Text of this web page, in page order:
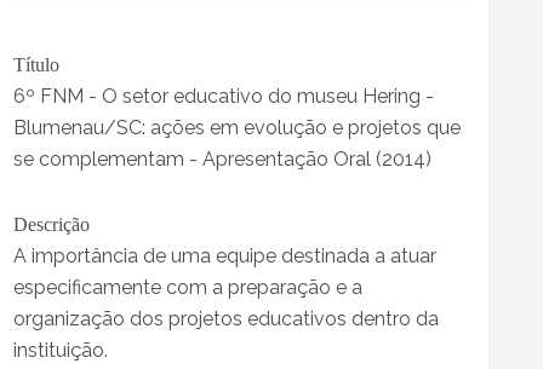
Título
6º FNM - O setor educativo do museu Hering -
Blumenau/SC: ações em evolução e projetos que
se complementam - Apresentação Oral (2014)
Descrição
A importância de uma equipe destinada a atuar
especificamente com a preparação e a
organização dos projetos educativos dentro da
instituição.